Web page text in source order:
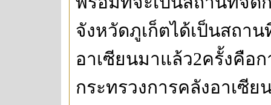
จังหวัดภูเก็ตได้เป็นสถา
อาเซียนมาแล้ว2ครั้งคือ
กระทรวงการคลังอาเซี